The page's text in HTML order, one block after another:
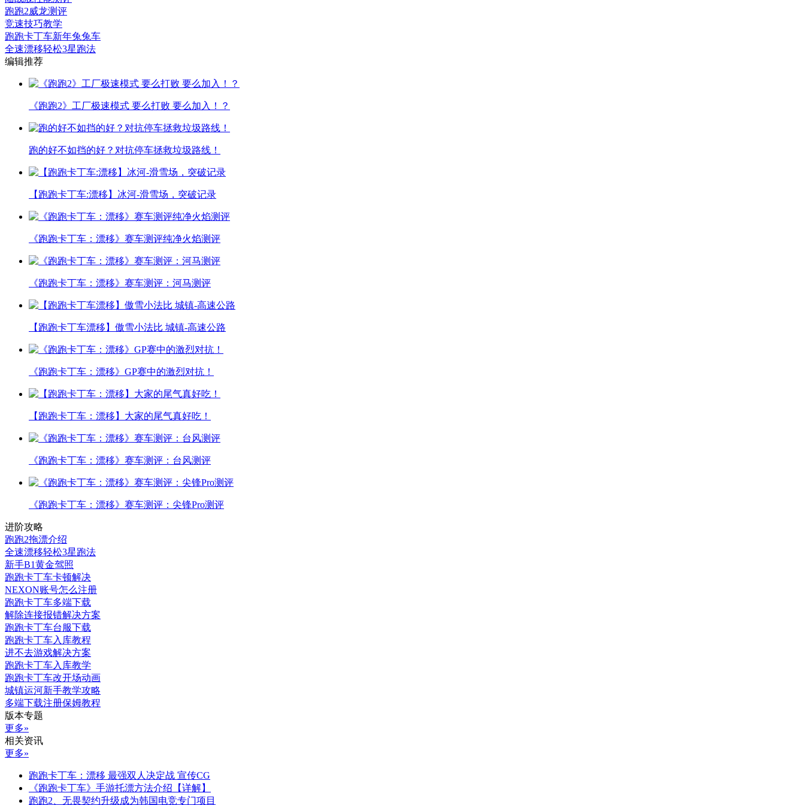
跑跑2威龙测评
竞速技巧教学
跑跑卡丁车新年兔兔车
全速漂移轻松3星跑法
编辑推荐
《跑跑2》工厂极速模式 要么打败 要么加入！？
跑的好不如挡的好？对抗停车拯救垃圾路线！
【跑跑卡丁车:漂移】冰河-滑雪场，突破记录
《跑跑卡丁车：漂移》赛车测评纯净火焰测评
《跑跑卡丁车：漂移》赛车测评：河马测评
【跑跑卡丁车漂移】傲雪小法比 城镇-高速公路
《跑跑卡丁车：漂移》GP赛中的激烈对抗！
【跑跑卡丁车：漂移】大家的尾气真好吃！
《跑跑卡丁车：漂移》赛车测评：台风测评
《跑跑卡丁车：漂移》赛车测评：尖锋Pro测评
进阶攻略
跑跑2拖漂介绍
全速漂移轻松3星跑法
新手B1黄金驾照
跑跑卡丁车卡顿解决
NEXON账号怎么注册
跑跑卡丁车多端下载
解除连接报错解决方案
跑跑卡丁车台服下载
跑跑卡丁车入库教程
进不去游戏解决方案
跑跑卡丁车入库教学
跑跑卡丁车改开场动画
城镇运河新手教学攻略
多端下载注册保姆教程
版本专题
更多»
相关资讯
更多»
跑跑卡丁车：漂移 最强双人决定战 宣传CG
《跑跑卡丁车》手游托漂方法介绍【详解】
跑跑2、无畏契约升级成为韩国电竞专门项目